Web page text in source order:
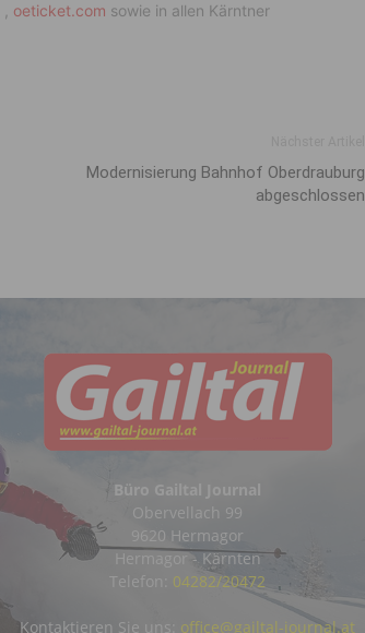
oeticket.com sowie in allen Kärntner
Modernisierung Bahnhof Oberdrauburg
abgeschlossen
Büro Gailtal Journal
Obervellach 99
9620 Hermagor
Hermagor - Kärnten
Telefon: 04282/20472
Kontaktieren Sie uns: office@gailtal-journal.at